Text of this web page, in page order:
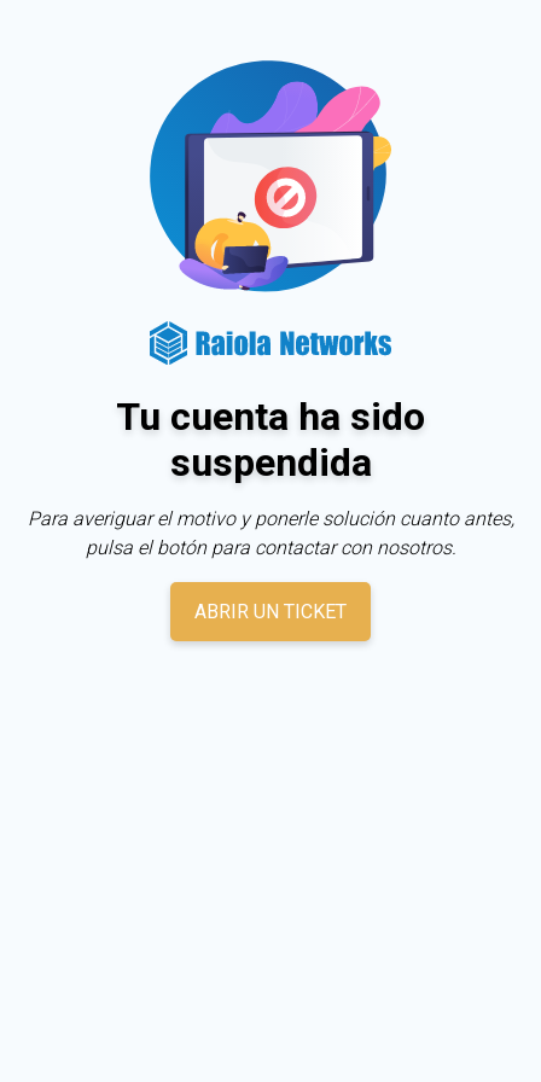
Tu cuenta ha sido
suspendida
Para averiguar el motivo y ponerle solución cuanto antes,
pulsa el botón para contactar con nosotros.
ABRIR UN TICKET